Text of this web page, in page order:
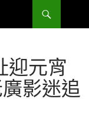
迎元宵
影迷追